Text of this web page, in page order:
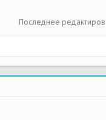
Последнее